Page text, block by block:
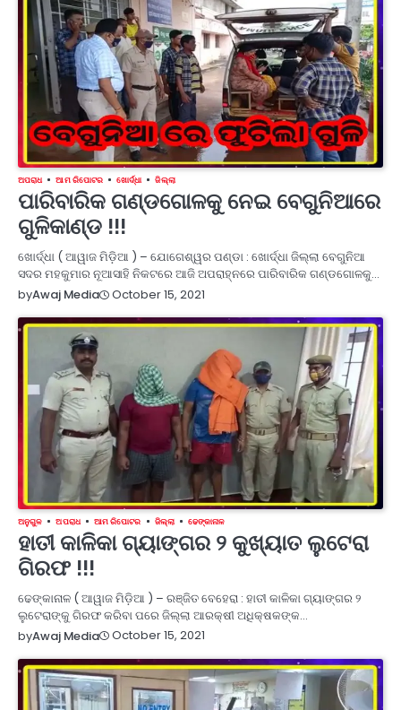
ଅପରାଧ ଆମ ରିପୋଟର ଖୋର୍ଦ୍ଧା ଜିଲ୍ଲା
ପାରିବାରିକ ଗଣ୍ଡଗୋଳକୁ ନେଇ ବେଗୁନିଆରେ
ଗୁଳିକାଣ୍ଡ !!!
ଖୋର୍ଦ୍ଧା ( ଆୱାଜ ମିଡ଼ିଆ ) – ଯୋଗେଶ୍ୱର ପଣ୍ଡା : ଖୋର୍ଦ୍ଧା ଜିଲ୍ଲା ବେଗୁନିଆ
ସଦର ମହକୁମାର ନୂଆସାହି ନିକଟରେ ଆଜି ଅପରାହ୍ନରେ ପାରିବାରିକ ଗଣ୍ଡଗୋଳକୁ…
byAwaj Media October 15, 2021
ଅନୁଗୁଳ ଅପରାଧ ଆମ ରିପୋଟର ଜିଲ୍ଲା ଢେଙ୍କାନାଳ
ହାତୀ କାଳିକା ଗ୍ୟାଙ୍ଗର ୨ କୁଖ୍ୟାତ ଲୁଟେରା
ଗିରଫ !!!
ଢେଙ୍କାନାଳ ( ଆୱାଜ ମିଡ଼ିଆ ) – ରଞ୍ଜିତ ବେହେରା : ହାତୀ କାଳିକା ଗ୍ୟାଙ୍ଗର ୨
ଲୁଟେରାଙ୍କୁ ଗିରଫ କରିବା ପରେ ଜିଲ୍ଲା ଆରକ୍ଷୀ ଅଧିକ୍ଷକଙ୍କ…
byAwaj Media October 15, 2021